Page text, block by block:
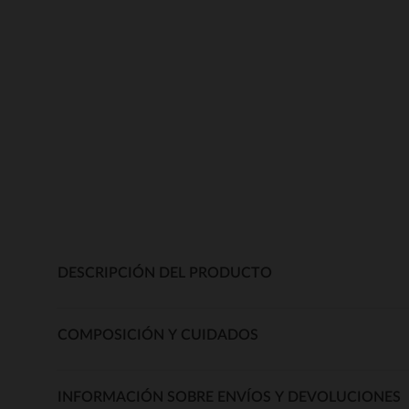
DESCRIPCIÓN DEL PRODUCTO
COMPOSICIÓN Y CUIDADOS
INFORMACIÓN SOBRE ENVÍOS Y DEVOLUCIONES